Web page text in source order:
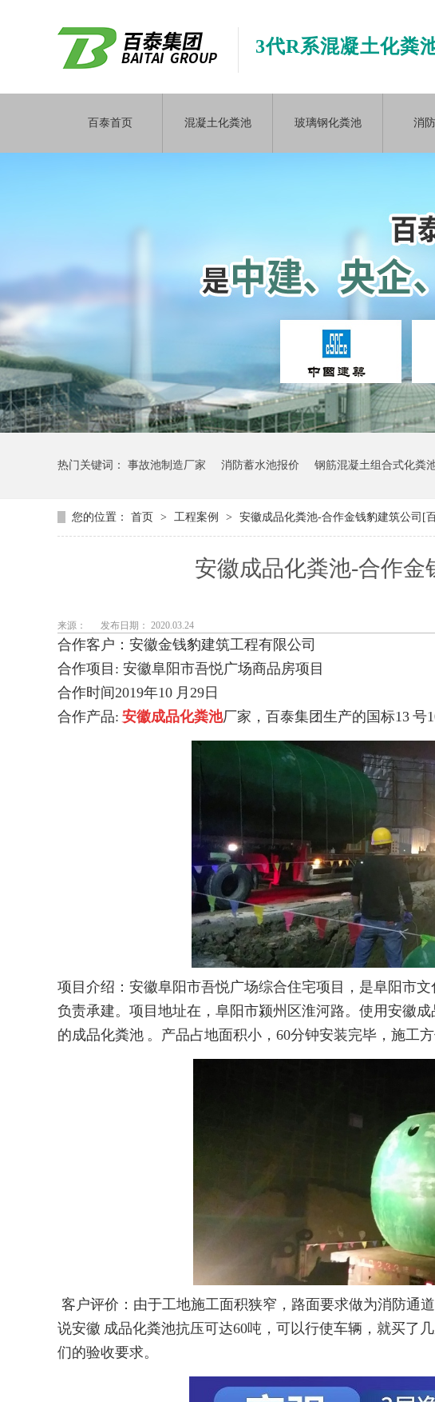
3代R系混凝土化粪
百泰首页 混凝土化粪池 玻璃钢化粪池 消
热门关键词： 事故池制造厂家 消防蓄水池报价 钢筋混凝土组合式化粪
您的位置： 首页 > 工程案例 > 安徽成品化粪池-合作金钱豹建筑公司[
安徽成品化粪池-合作
来源： 发布日期： 2020.03.24
合作客户：安徽金钱豹建筑工程有限公司
合作项目 : 安徽阜阳市吾悦广场商品房项目
合作时间2019年10 月 29 日
合作产品: 安徽成品化粪池厂家，百泰集团生产的国标13 号
项目介绍：安徽阜阳市吾悦广场综合住宅项目，是阜阳市
负责承建。项目地址在，阜阳市颍州区淮河路。使用安徽
的成品化粪池 。产品占地面积小， 60分钟安装完毕，施工
客户评价：由于工地施工面积狭窄，路面要求做为消防通
说安徽 成品化粪池抗压可达60吨，可以行使车辆，就买了
们的验收要求。